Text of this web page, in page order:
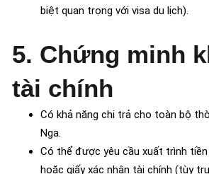
biệt quan trọng với visa du lịch).
5. Chứng minh
tài chính
Có khả năng chi trả cho toàn bộ
Nga.
Có thể được yêu cầu xuất trình
hoặc giấy xác nhận tài chính (tùy